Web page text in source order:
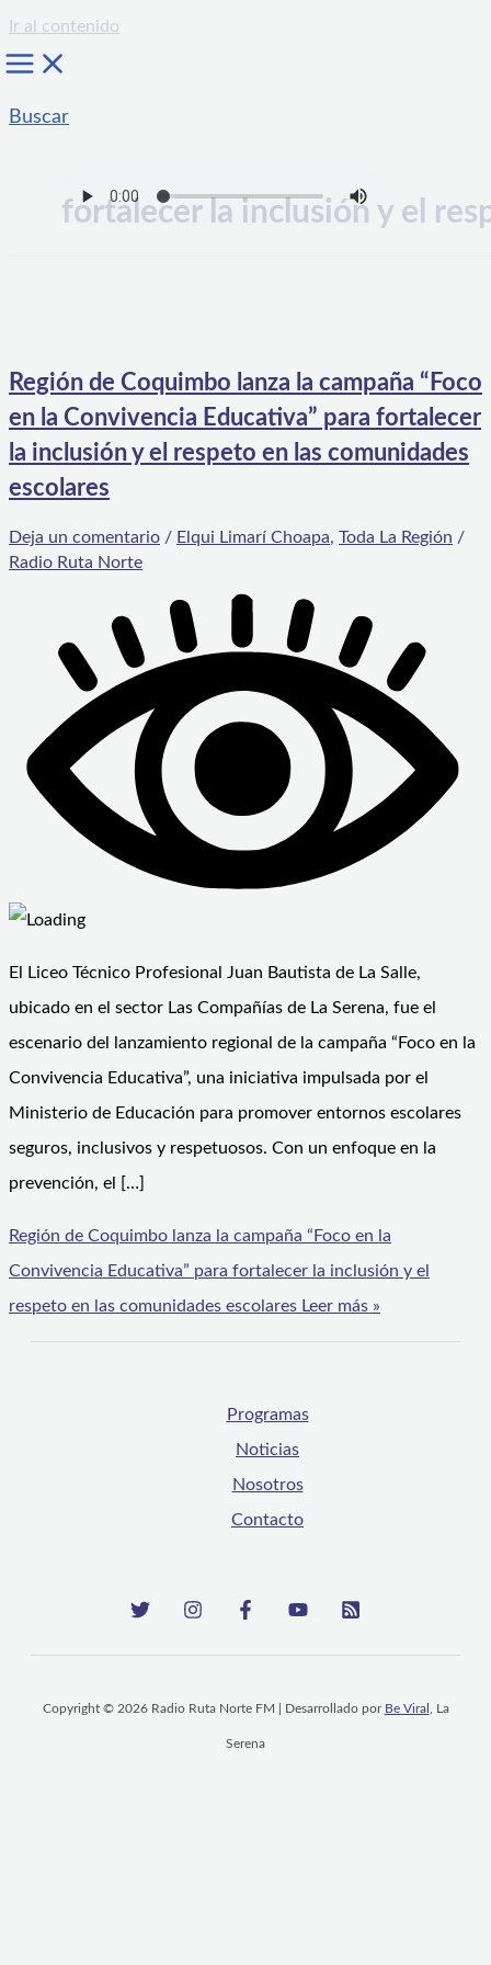
Ir al contenido
Buscar
fortalecer la inclusión y el
Región de Coquimbo lanza la campaña “Foco
en la Convivencia Educativa” para fortalecer
la inclusión y el respeto en las comunidades
escolares
Deja un comentario / Elqui Limarí Choapa, Toda La Región /
Radio Ruta Norte
El Liceo Técnico Profesional Juan Bautista de La Salle,
ubicado en el sector Las Compañías de La Serena, fue el
escenario del lanzamiento regional de la campaña “Foco en la
Convivencia Educativa”, una iniciativa impulsada por el
Ministerio de Educación para promover entornos escolares
seguros, inclusivos y respetuosos. Con un enfoque en la
prevención, el […]
Región de Coquimbo lanza la campaña “Foco en la
Convivencia Educativa” para fortalecer la inclusión y el
respeto en las comunidades escolares Leer más »
Programas
Noticias
Nosotros
Contacto
Copyright © 2026 Radio Ruta Norte FM | Desarrollado por Be Viral , La
Serena